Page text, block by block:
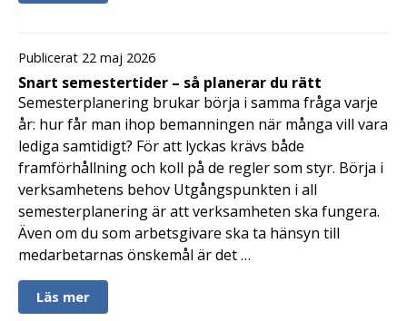
Publicerat 22 maj 2026
Snart semestertider – så planerar du rätt
Semesterplanering brukar börja i samma fråga varje
år: hur får man ihop bemanningen när många vill vara
lediga samtidigt? För att lyckas krävs både
framförhållning och koll på de regler som styr. Börja i
verksamhetens behov Utgångspunkten i all
semesterplanering är att verksamheten ska fungera.
Även om du som arbetsgivare ska ta hänsyn till
medarbetarnas önskemål är det …
Läs mer